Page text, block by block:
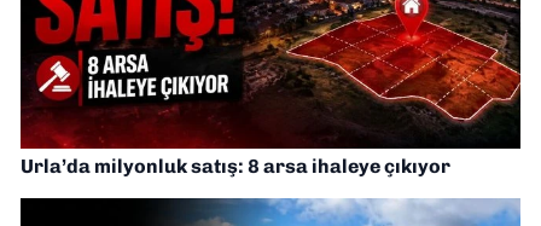
Urla’da milyonluk satış: 8 arsa ihaleye çıkıyor